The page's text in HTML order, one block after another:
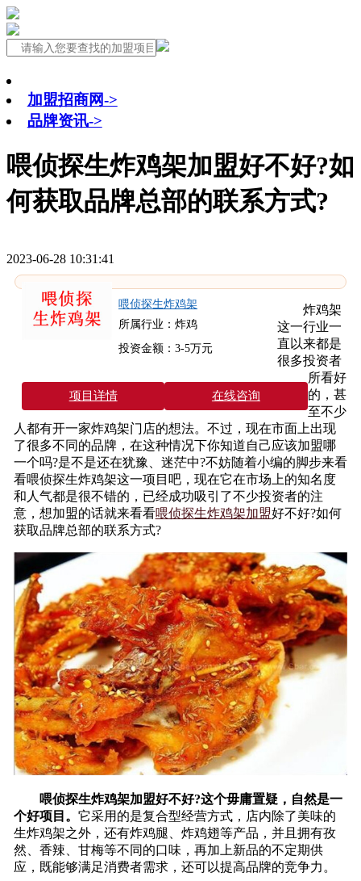
加盟招商网->
品牌资讯->
喂侦探生炸鸡架加盟好不好?如
何获取品牌总部的联系方式?
2023-06-28 10:31:41
喂侦探生炸鸡架
所属行业：炸鸡
投资金额：3-5万元
项目详情 在线咨询
炸鸡架
这一行业一
直以来都是
很多投资者
所看好
的，甚
至不少
人都有开一家炸鸡架门店的想法。不过，现在市面上出现
了很多不同的品牌，在这种情况下你知道自己应该加盟哪
一个吗?是不是还在犹豫、迷茫中?不妨随着小编的脚步来看
看喂侦探生炸鸡架这一项目吧，现在它在市场上的知名度
和人气都是很不错的，已经成功吸引了不少投资者的注
意，想加盟的话就来看看喂侦探生炸鸡架加盟好不好?如何
获取品牌总部的联系方式?
喂侦探生炸鸡架加盟好不好?这个毋庸置疑，自然是一
个好项目。 它采用的是复合型经营方式，店内除了美味的
生炸鸡架之外，还有炸鸡腿、炸鸡翅等产品，并且拥有孜
然、香辣、甘梅等不同的口味，再加上新品的不定期供
应，既能够满足消费者需求，还可以提高品牌的竞争力。